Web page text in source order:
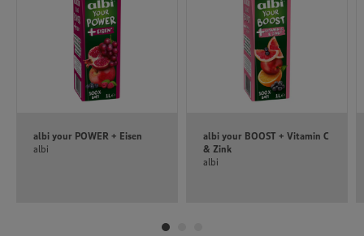
albi your POWER + Eisen
albi
albi your BOOST + Vitamin C
& Zink
albi